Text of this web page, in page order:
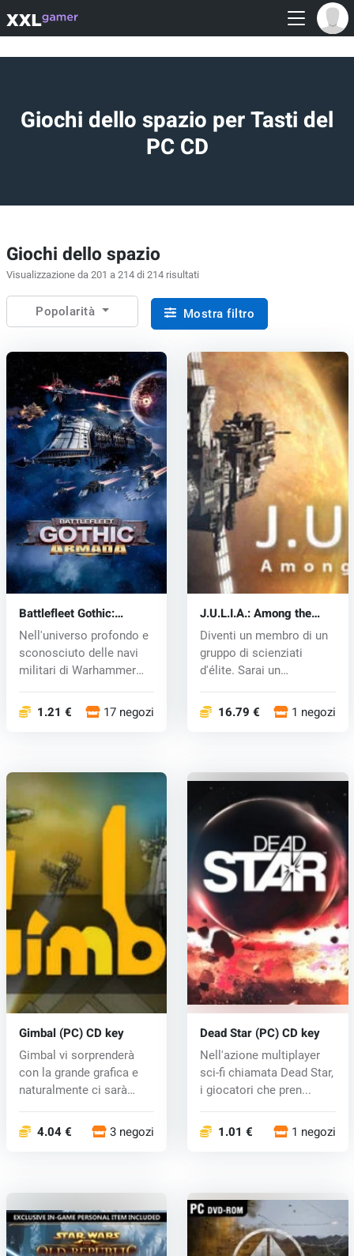
Giochi dello spazio per Tasti del
PC CD
Giochi dello spazio
Visualizzazione da 201 a 214 di 214 risultati
Popolarità Mostra filtro
Battlefleet Gothic:
Armada (PC) CD key
Nell'universo profondo e
sconosciuto delle navi
militari di Warhammer
1.21 € 17 negozi
J.U.L.I.A.: Among the
Stars (PC) CD key
Diventi un membro di un
gruppo di scienziati
d'élite. Sarai un
16.79 € 1 negozi
Gimbal (PC) CD key
Gimbal vi sorprenderà
con la grande grafica e
naturalmente ci sarà
4.04 € 3 negozi
Dead Star (PC) CD key
Nell'azione multiplayer
sci-fi chiamata Dead Star,
i giocatori che pren...
1.01 € 1 negozi